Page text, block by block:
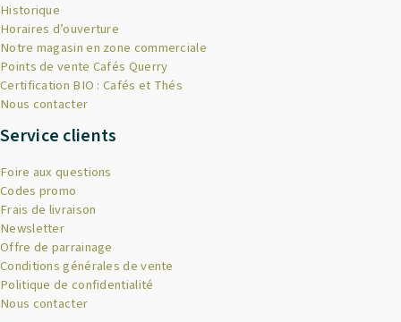
Historique
Horaires d’ouverture
Notre magasin en zone commerciale
Points de vente Cafés Querry
Certification BIO : Cafés et Thés
Nous contacter
Service clients
Foire aux questions
Codes promo
Frais de livraison
Newsletter
Offre de parrainage
Conditions générales de vente
Politique de confidentialité
Nous contacter